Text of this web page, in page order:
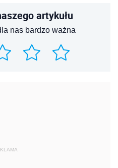
artykułu
nas bardzo ważna